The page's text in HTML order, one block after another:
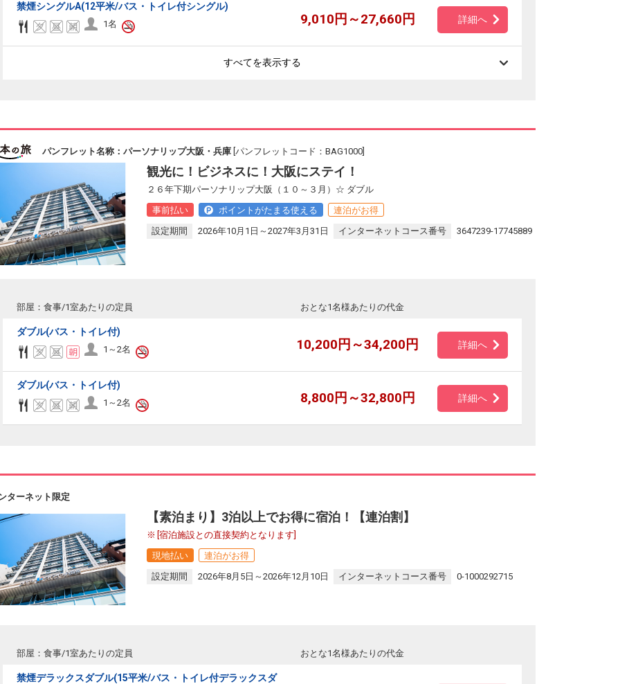
禁煙シングルA(12平米/バス・トイレ付シングル)
1名 9,010円～27,660円 詳細へ
すべてを表示する
パンフレット名称：パーソナリップ大阪・兵庫 [パンフレットコード：BAG1000]
観光に！ビジネスに！大阪にステイ！
２６年下期パーソナリップ大阪（１０～３月）☆ ダブル
事前払い
ポイントがたまる使える
連泊がお得
設定期間
2026年10月1日～2027年3月31日 インターネットコース番号 3647239-17745889
部屋：食事/1室あたりの定員 おとな1名様あたりの代金
ダブル(バス・トイレ付)
1～2名 10,200円～34,200円 詳細へ
ダブル(バス・トイレ付)
1～2名 8,800円～32,800円 詳細へ
ターネット限定
【素泊まり】3泊以上でお得に宿泊！【連泊割】
[宿泊施設との直接契約となります]
現地払い
連泊がお得
設定期間
2026年8月5日～2026年12月10日 インターネットコース番号 0-1000292715
部屋：食事/1室あたりの定員 おとな1名様あたりの代金
禁煙デラックスダブル(15平米/バス・トイレ付デラックスダ